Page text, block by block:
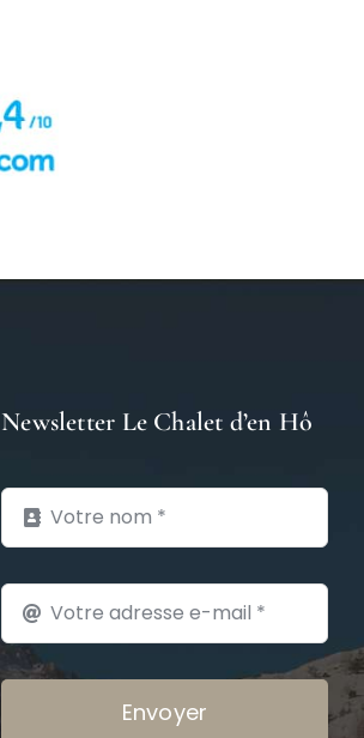
Newsletter Le Chalet d’en Hô
Envoyer